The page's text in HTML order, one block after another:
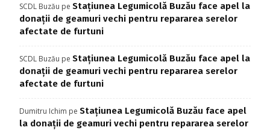
SCDL Buzău pe Stațiunea Legumicolă Buzău face apel la
donații de geamuri vechi pentru repararea serelor
afectate de furtuni
SCDL Buzău pe Stațiunea Legumicolă Buzău face apel la
donații de geamuri vechi pentru repararea serelor
afectate de furtuni
Dumitru Ichim pe Stațiunea Legumicolă Buzău face apel
la donații de geamuri vechi pentru repararea serelor